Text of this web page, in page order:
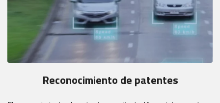
Reconocimiento de patentes